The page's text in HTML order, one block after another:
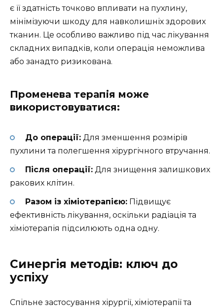
є її здатність точково впливати на пухлину,
мінімізуючи шкоду для навколишніх здорових
тканин. Це особливо важливо під час лікування
складних випадків, коли операція неможлива
або занадто ризикована.
Променева терапія може
використовуватися:
До операції:Для зменшення розмірів
пухлини та полегшення хірургічного втручання.
Після операції:Для знищення залишкових
ракових клітин.
Разом із хіміотерапією:Підвищує
ефективність лікування, оскільки радіація та
хіміотерапія підсилюють одна одну.
Синергія методів: ключ до
успіху
Спільне застосування хірургії, хіміотерапії та